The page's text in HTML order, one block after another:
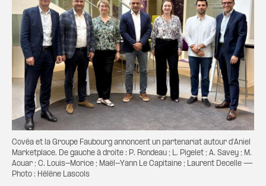
Covéa et la Groupe Faubourg annoncent un partenariat autour d'Aniel
Marketplace. De gauche à droite : P. Rondeau ; L. Pigelet ; A. Savey ; M.
Aouar ; C. Louis-Morice ; Maël-Yann Le Capitaine ; Laurent Decelle —
Photo : Hélène Lascols